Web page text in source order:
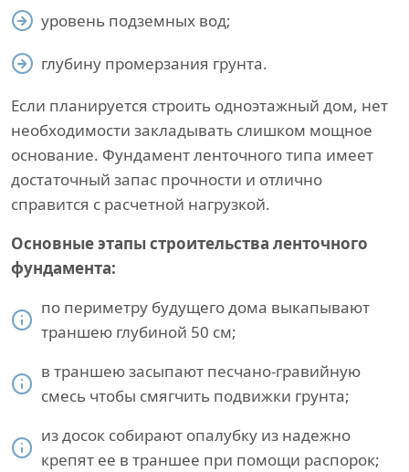
уровень подземных вод;
глубину промерзания грунта.
Если планируется строить одноэтажный дом, нет
необходимости закладывать слишком мощное
основание. Фундамент ленточного типа имеет
достаточный запас прочности и отлично
справится с расчетной нагрузкой.
Основные этапы строительства ленточного
фундамента:
по периметру будущего дома выкапывают
траншею глубиной 50 см;
в траншею засыпают песчано-гравийную
смесь чтобы смягчить подвижки грунта;
из досок собирают опалубку из надежно
крепят ее в траншее при помощи распорок;